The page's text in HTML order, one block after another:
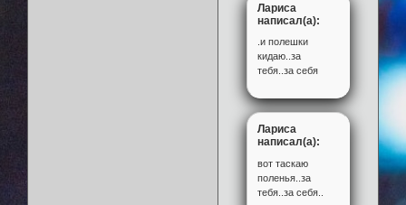
Лариса
написал(а):
.и полешки
кидаю..за
тебя..за себя
Лариса
написал(а):
вот таскаю
поленья..за
тебя..за себя..